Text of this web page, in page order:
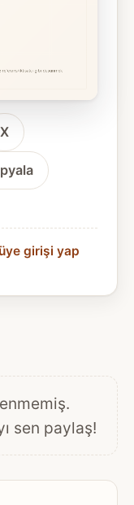
X
üye girişi yap
sen paylaş!